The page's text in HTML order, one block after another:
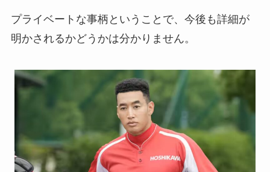
プライベートな事柄ということで、今後も詳細が
明かされるかどうかは分かりません。